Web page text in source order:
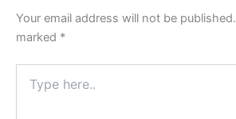
Your email address will not be published.
marked *
here..